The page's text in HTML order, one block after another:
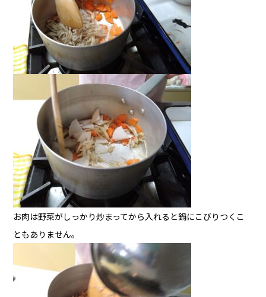
お肉は野菜がしっかり炒まってから入れると鍋にこびりつくこ
ともありません。